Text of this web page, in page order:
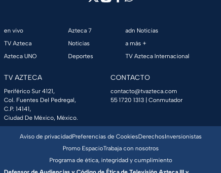
en vivo
TV Azteca
Azteca UNO
Azteca 7
Noticias
Deportes
adn Noticias
a más +
TV Azteca Internacional
TV AZTECA
Periférico Sur 4121,
Col. Fuentes Del Pedregal,
C.P. 14141,
Ciudad De México, México.
CONTACTO
contacto@tvazteca.com
55 1720 1313 | Conmutador
Aviso de privacidadPreferencias de CookiesDerechosInversionistas
Promo EspacioTrabaja con nosotros
Programa de ética, integridad y cumplimiento